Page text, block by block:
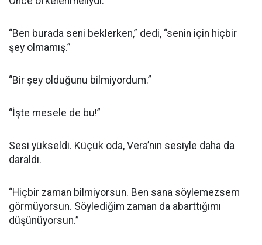
“Ben burada seni beklerken,” dedi, “senin için hiçbir
şey olmamış.”
“Bir şey olduğunu bilmiyordum.”
“İşte mesele de bu!”
Sesi yükseldi. Küçük oda, Vera’nın sesiyle daha da
daraldı.
“Hiçbir zaman bilmiyorsun. Ben sana söylemezsem
görmüyorsun. Söylediğim zaman da abarttığımı
düşünüyorsun.”